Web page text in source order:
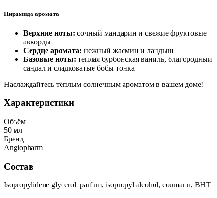
Пирамида аромата
Верхние ноты: сочный мандарин и свежие фруктовые
аккорды
Сердце аромата: нежный жасмин и ландыш
Базовые ноты: тёплая бурбонская ваниль, благородный
сандал и сладковатые бобы тонка
Наслаждайтесь тёплым солнечным ароматом в вашем доме!
Характеристики
Объём
50 мл
Бренд
Angiopharm
Состав
Isopropylidene glycerol, parfum, isopropyl alcohol, coumarin, BHT